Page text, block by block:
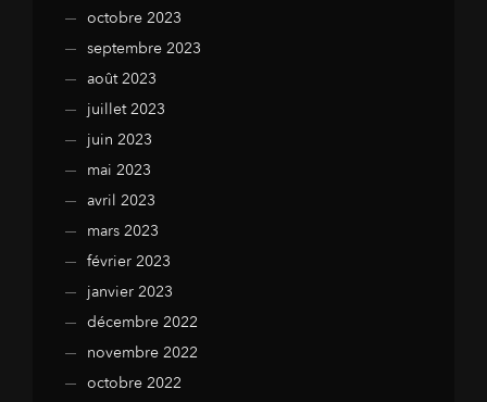
octobre 2023
septembre 2023
août 2023
juillet 2023
juin 2023
mai 2023
avril 2023
mars 2023
février 2023
janvier 2023
décembre 2022
novembre 2022
octobre 2022